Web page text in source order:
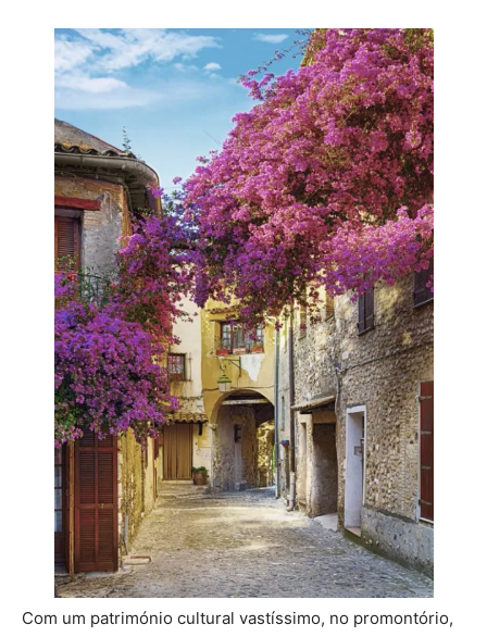
Com um património cultural vastíssimo, no promontório,